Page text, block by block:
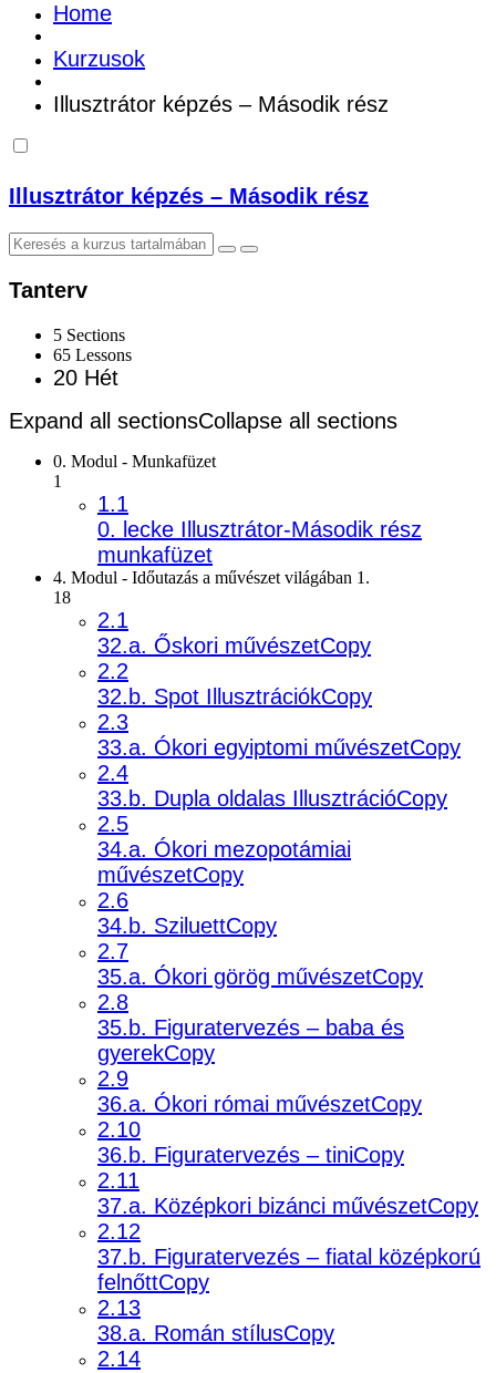
Home
Kurzusok
Illusztrátor képzés – Második rész
Illusztrátor képzés – Második rész
Tanterv
5 Sections
65 Lessons
20 Hét
Expand all sectionsCollapse all sections
0. Modul - Munkafüzet
1
1.1
0. lecke Illusztrátor-Második rész
munkafüzet
4. Modul - Időutazás a művészet világában 1.
18
2.1
32.a. Őskori művészetCopy
2.2
32.b. Spot IllusztrációkCopy
2.3
33.a. Ókori egyiptomi művészetCopy
2.4
33.b. Dupla oldalas IllusztrációCopy
2.5
34.a. Ókori mezopotámiai
művészetCopy
2.6
34.b. SziluettCopy
2.7
35.a. Ókori görög művészetCopy
2.8
35.b. Figuratervezés – baba és
gyerekCopy
2.9
36.a. Ókori római művészetCopy
2.10
36.b. Figuratervezés – tiniCopy
2.11
37.a. Középkori bizánci művészetCopy
2.12
37.b. Figuratervezés – fiatal középkorú
felnőttCopy
2.13
38.a. Román stílusCopy
2.14